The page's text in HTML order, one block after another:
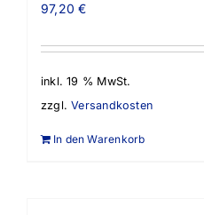
97,20€
inkl. 19 % MwSt.
zzgl.Versandkosten
In den Warenkorb